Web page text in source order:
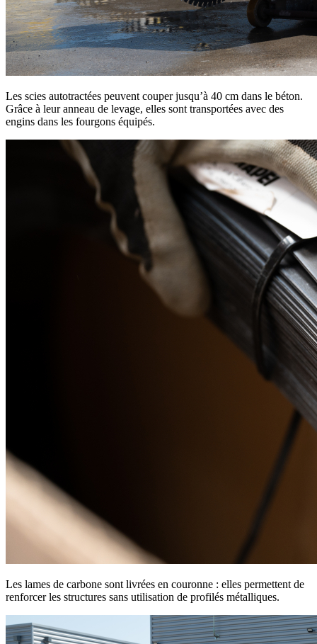
Les scies autotractées peuvent couper jusqu’à 40 cm dans le béton.
Grâce à leur anneau de levage, elles sont transportées avec des
engins dans les fourgons équipés.
Les lames de carbone sont livrées en couronne : elles permettent de
renforcer les structures sans utilisation de profilés métalliques.